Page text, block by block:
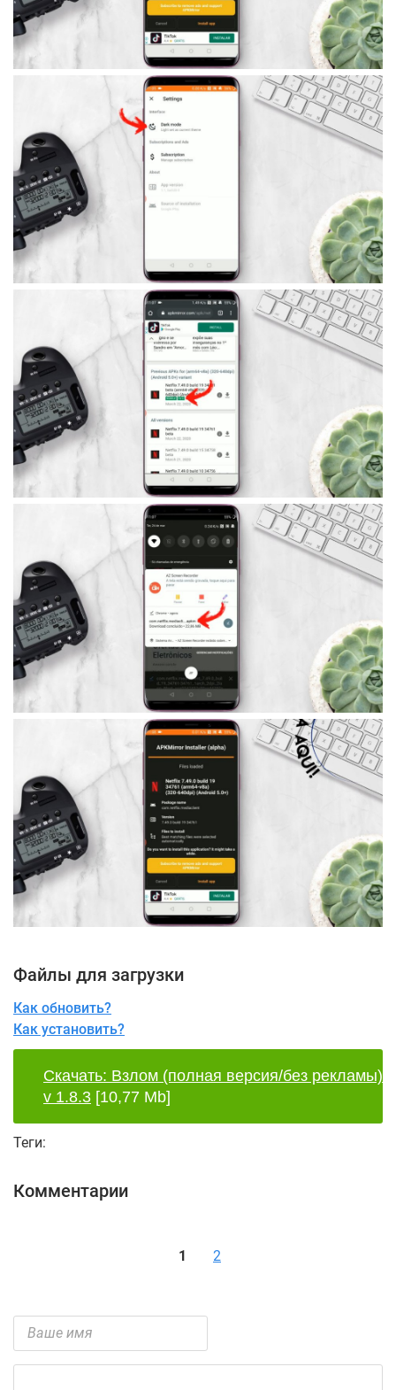
Файлы для загрузки
Как обновить?
Как установить?
Скачать: Взлом (полная версия/без рекламы)
v 1.8.3 [10,77 Mb]
Теги:
Комментарии
1 2